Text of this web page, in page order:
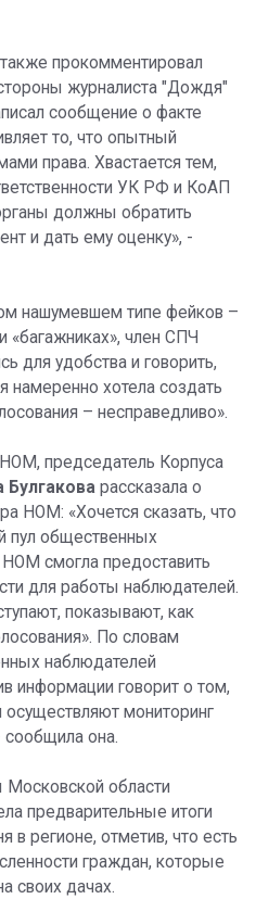
прокомментировал
журналиста "Дождя"
сообщение о факте
то, что опытный
права. Хвастается тем,
УК РФ и КоАП
должны обратить
и дать ему оценку», -
нашумевшем типе фейков –
«багажниках», член СПЧ
для удобства и говорить,
намеренно хотела создать
– несправедливо».
председатель Корпуса
Булгакова рассказала о
НОМ: «Хочется сказать, что
пул общественных
смогла предоставить
для работы наблюдателей.
показывают, как
По словам
наблюдателей
информации говорит о том,
мониторинг
сообщила она.
области
предварительные итоги
в регионе, отметив, что есть
граждан, которые
своих дачах.